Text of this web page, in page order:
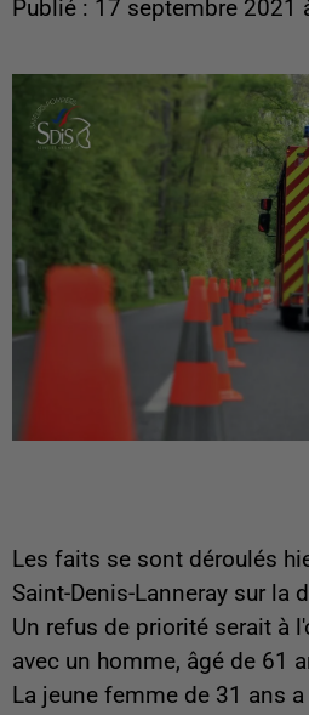
Publié : 17 septembre 2021
Les faits se sont déroulés
Saint-Denis-Lanneray sur la
Un refus de priorité serait à
avec un homme, âgé de 61
La jeune femme de 31 ans